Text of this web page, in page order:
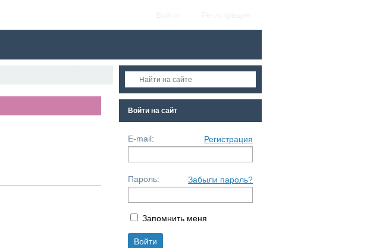
Войти на сайт
E-mail: Регистрация
Пароль: Забыли пароль?
Запомнить меня